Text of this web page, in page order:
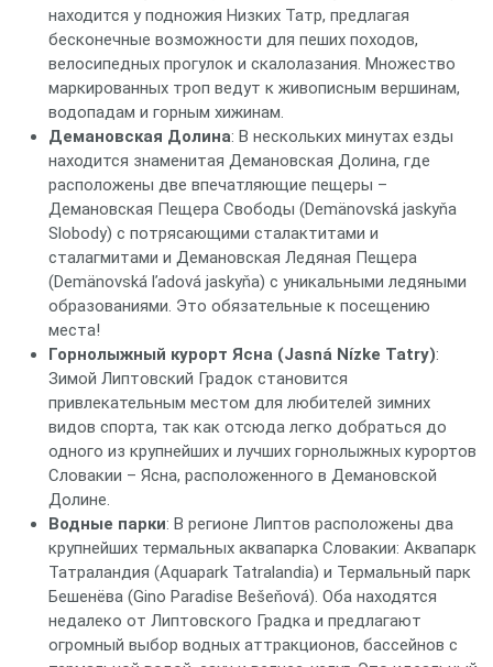
находится у подножия Низких Татр, предлагая
бесконечные возможности для пеших походов,
велосипедных прогулок и скалолазания. Множество
маркированных троп ведут к живописным вершинам,
водопадам и горным хижинам.
Демановская Долина: В нескольких минутах езды
находится знаменитая Демановская Долина, где
расположены две впечатляющие пещеры –
Демановская Пещера Свободы (Demänovská jaskyňa
Slobody) с потрясающими сталактитами и
сталагмитами и Демановская Ледяная Пещера
(Demänovská ľadová jaskyňa) с уникальными ледяными
образованиями. Это обязательные к посещению
места!
Горнолыжный курорт Ясна (Jasná Nízke Tatry):
Зимой Липтовский Градок становится
привлекательным местом для любителей зимних
видов спорта, так как отсюда легко добраться до
одного из крупнейших и лучших горнолыжных курортов
Словакии – Ясна, расположенного в Демановской
Долине.
Водные парки: В регионе Липтов расположены два
крупнейших термальных аквапарка Словакии: Аквапарк
Татраландия (Aquapark Tatralandia) и Термальный парк
Бешенёва (Gino Paradise Bešeňová). Оба находятся
недалеко от Липтовского Градка и предлагают
огромный выбор водных аттракционов, бассейнов с